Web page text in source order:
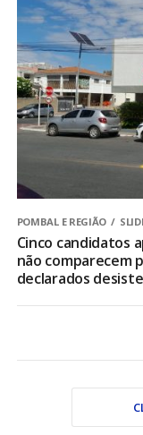
POMBAL E REGIÃO
Cinco candidatos
não comparecem
declarados